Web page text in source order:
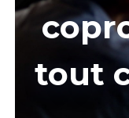
tout